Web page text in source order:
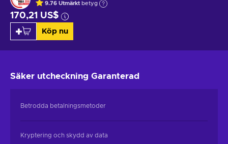
9.76 Utmärkt betyg
170,21 US$
Köp nu
Säker utcheckning Garanterad
Betrodda betalningsmetoder
Kryptering och skydd av data